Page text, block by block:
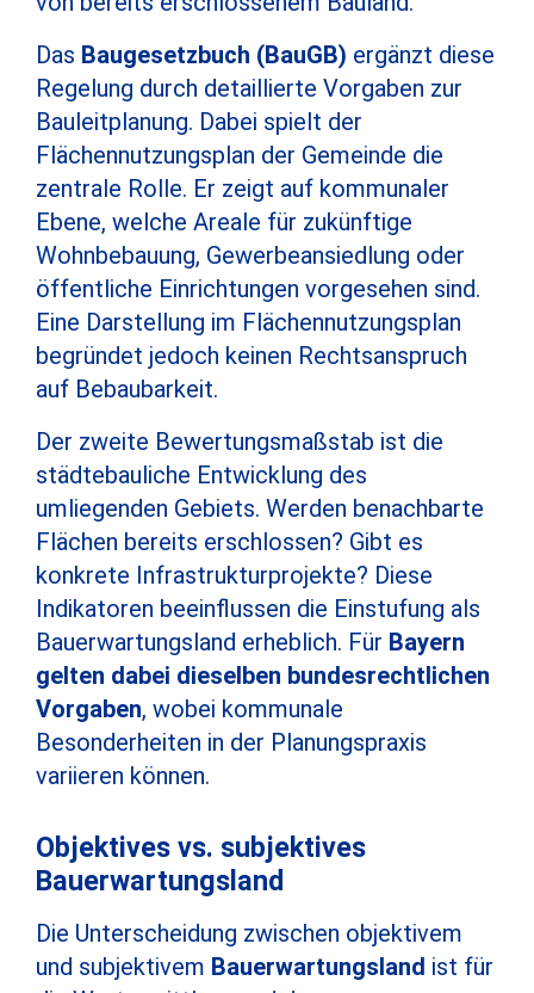
Das Baugesetzbuch (BauGB) ergänzt diese
Regelung durch detaillierte Vorgaben zur
Bauleitplanung. Dabei spielt der
Flächennutzungsplan der Gemeinde die
zentrale Rolle. Er zeigt auf kommunaler
Ebene, welche Areale für zukünftige
Wohnbebauung, Gewerbeansiedlung oder
öffentliche Einrichtungen vorgesehen sind.
Eine Darstellung im Flächennutzungsplan
begründet jedoch keinen Rechtsanspruch
auf Bebaubarkeit.
Der zweite Bewertungsmaßstab ist die
städtebauliche Entwicklung des
umliegenden Gebiets. Werden benachbarte
Flächen bereits erschlossen? Gibt es
konkrete Infrastrukturprojekte? Diese
Indikatoren beeinflussen die Einstufung als
Bauerwartungsland erheblich. Für Bayern
gelten dabei dieselben bundesrechtlichen
Vorgaben, wobei kommunale
Besonderheiten in der Planungspraxis
variieren können.
Objektives vs. subjektives
Bauerwartungsland
Die Unterscheidung zwischen objektivem
und subjektivem Bauerwartungsland ist für